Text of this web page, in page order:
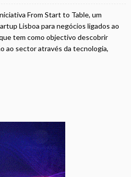
From Start to Table, um
Lisboa para negócios ligados ao
tem como objectivo descobrir
ao sector através da tecnologia,